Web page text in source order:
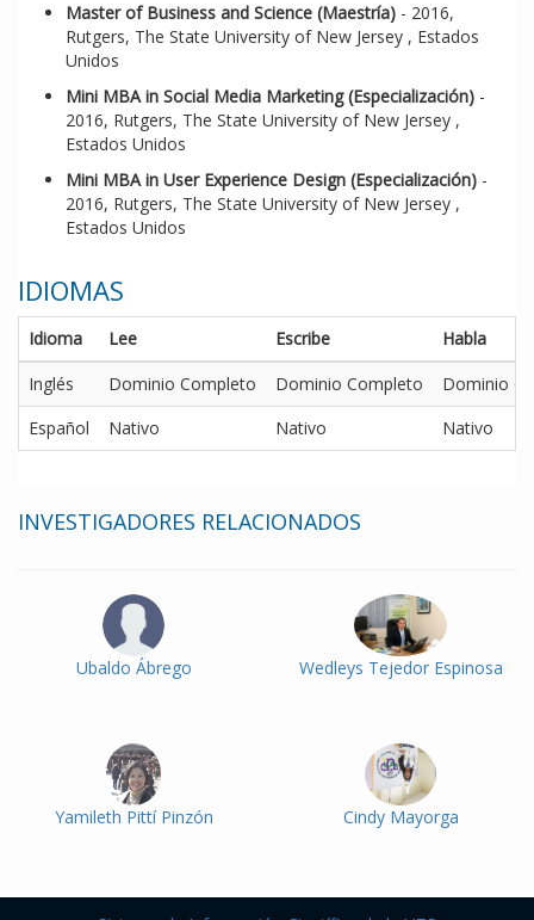
Master of Business and Science (Maestría) - 2016,
Rutgers, The State University of New Jersey , Estados
Unidos
Mini MBA in Social Media Marketing (Especialización) -
2016, Rutgers, The State University of New Jersey ,
Estados Unidos
Mini MBA in User Experience Design (Especialización) -
2016, Rutgers, The State University of New Jersey ,
Estados Unidos
IDIOMAS
Idioma Lee Escribe
Habla
Inglés
Dominio Completo Dominio Completo
Dominio
Español
Nativo Nativo Nativo
INVESTIGADORES RELACIONADOS
Ubaldo Ábrego Wedleys Tejedor Espinosa
Yamileth Pittí Pinzón Cindy Mayorga